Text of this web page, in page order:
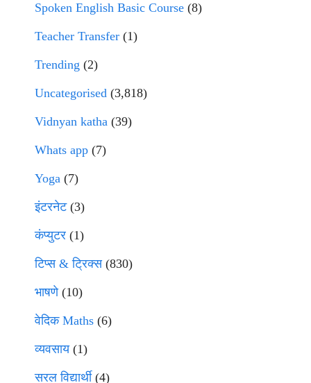
Spoken English Basic Course (8)
Teacher Transfer (1)
Trending (2)
Uncategorised (3,818)
Vidnyan katha (39)
Whats app (7)
Yoga (7)
इंटरनेट(3)
कंप्युटर (1)
टिप्स & ट्रिक्स(830)
भाषणे(10)
वेदिक Maths (6)
व्यवसाय(1)
सरल विद्यार्थी(4)